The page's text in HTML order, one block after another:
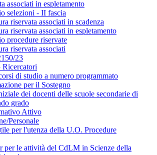
associati in espletamento
selezioni - II fascia
riservata associati in scadenza
riservata associati in espletamento
procedure riservate
riservata associati
23
Ricercatori
di studio a numero programmato
per il Sostegno
dei docenti delle scuole secondarie di
grado
Attivo
Personale
per l'utenza della U.O. Procedure
per le attività del CdLM in Scienze della